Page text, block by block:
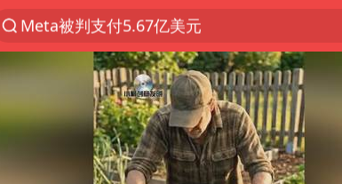
U17国足三战全胜
47岁妈妈突然产女 26岁女儿：很震惊
台风白海豚逼近 暴雨大暴雨来袭
阿根廷足协发文力挺因凡蒂诺
21楼高空抛物嫌疑人被拘留